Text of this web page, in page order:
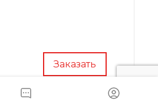
Заказать
(Сервер